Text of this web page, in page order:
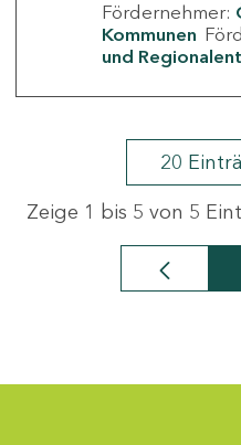
Fördernehmer:
Kommunen
und
20
Zeige 1 bis 5 von 5